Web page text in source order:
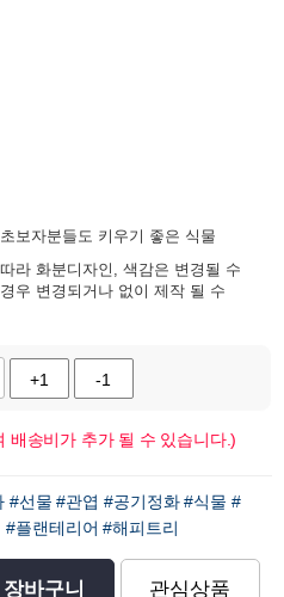
보자분들도 키우기 좋은 식물
라 화분디자인, 색감은 변경될 수
우 변경되거나 없이 제작 될 수
+1 -1
배송비가 추가 될 수 있습니다.)
#선물 #관엽 #공기정화 #식물 #
#플랜테리어 #해피트리
장바구니 관심상품